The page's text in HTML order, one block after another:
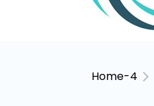
Home-4